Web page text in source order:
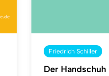
Friedrich Schiller
Der Handschuh